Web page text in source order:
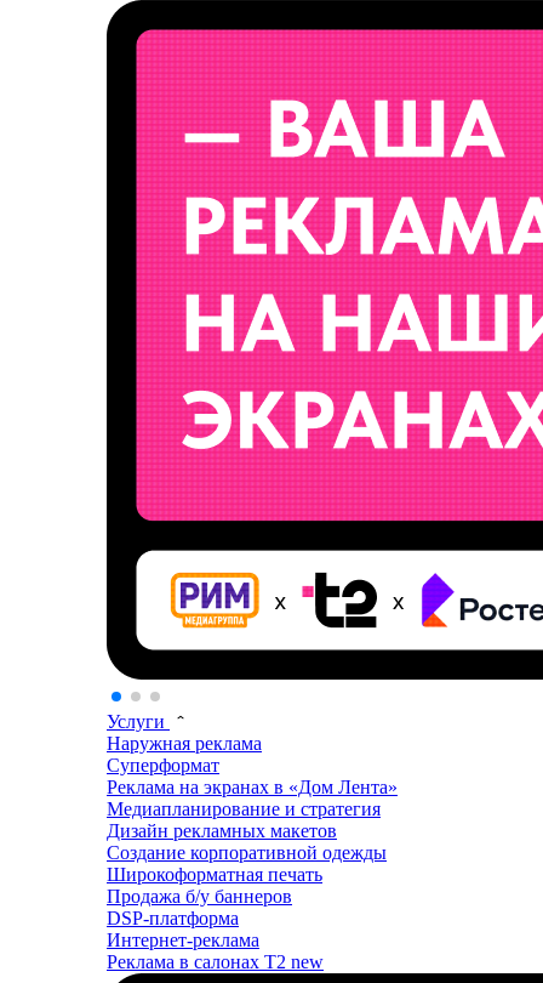
Услуги
Наружная реклама
Суперформат
Реклама на экранах в «Дом Лента»
Медиапланирование и стратегия
Дизайн рекламных макетов
Создание корпоративной одежды
Широкоформатная печать
Продажа б/у баннеров
DSP-платформа
Интернет-реклама
Реклама в салонах T2 new